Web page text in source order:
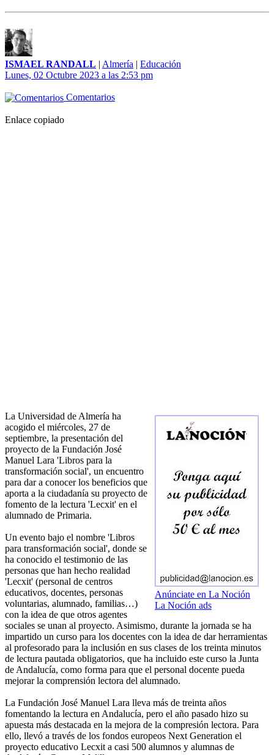
ISMAEL RANDALL | Almería | Educación
Lunes, 02 Octubre 2023 a las 2:53 pm
Comentarios
Enlace copiado
Anúnciate en La Noción
La Noción ads
La Universidad de Almería ha
acogido el miércoles, 27 de
septiembre, la presentación del
proyecto de la Fundación José
Manuel Lara 'Libros para la
transformación social', un encuentro
para dar a conocer los beneficios que
aporta a la ciudadanía su proyecto de
fomento de la lectura 'Lecxit' en el
alumnado de Primaria.
Un evento bajo el nombre 'Libros
para transformación social', donde se
ha conocido el testimonio de las
personas que han hecho realidad
'Lecxit' (personal de centros
educativos, docentes, personas
voluntarias, alumnado, familias…)
con la idea de que otros agentes
sociales se unan al proyecto. Asimismo, durante la jornada se ha
impartido un curso para los docentes con la idea de dar herramientas
al profesorado para la inclusión en sus clases de los treinta minutos
de lectura pautada obligatorios, que ha incluido este curso la Junta
de Andalucía, como forma para que el personal docente pueda
mejorar la comprensión lectora del alumnado.
La Fundación José Manuel Lara lleva más de treinta años
fomentando la lectura en Andalucía, pero el año pasado hizo su
apuesta más destacada en la mejora de la compresión lectora. Para
ello, llevó a través de los fondos europeos Next Generation el
proyecto educativo Lecxit a casi 500 alumnos y alumnas de